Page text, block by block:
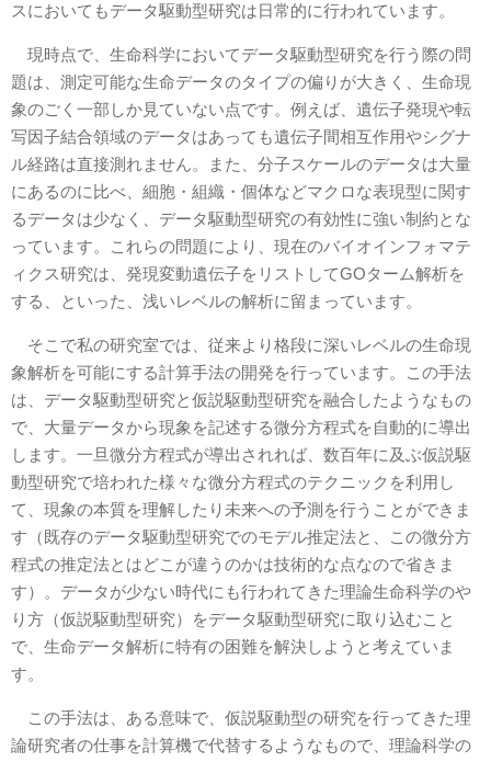
スにおいてもデータ駆動型研究は日常的に行われています。
現時点で、生命科学においてデータ駆動型研究を行う際の問
題は、測定可能な生命データのタイプの偏りが大きく、生命現
象のごく一部しか見ていない点です。例えば、遺伝子発現や転
写因子結合領域のデータはあっても遺伝子間相互作用やシグナ
ル経路は直接測れません。また、分子スケールのデータは大量
にあるのに比べ、細胞・組織・個体などマクロな表現型に関す
るデータは少なく、データ駆動型研究の有効性に強い制約とな
っています。これらの問題により、現在のバイオインフォマテ
ィクス研究は、発現変動遺伝子をリストしてGOターム解析を
する、といった、浅いレベルの解析に留まっています。
そこで私の研究室では、従来より格段に深いレベルの生命現
象解析を可能にする計算手法の開発を行っています。この手法
は、データ駆動型研究と仮説駆動型研究を融合したようなもの
で、大量データから現象を記述する微分方程式を自動的に導出
します。一旦微分方程式が導出されれば、数百年に及ぶ仮説駆
動型研究で培われた様々な微分方程式のテクニックを利用し
て、現象の本質を理解したり未来への予測を行うことができま
す（既存のデータ駆動型研究でのモデル推定法と、この微分方
程式の推定法とはどこが違うのかは技術的な点なので省きま
す）。データが少ない時代にも行われてきた理論生命科学のや
り方（仮説駆動型研究）をデータ駆動型研究に取り込むこと
で、生命データ解析に特有の困難を解決しようと考えていま
す。
この手法は、ある意味で、仮説駆動型の研究を行ってきた理
論研究者の仕事を計算機で代替するようなもので、理論科学の